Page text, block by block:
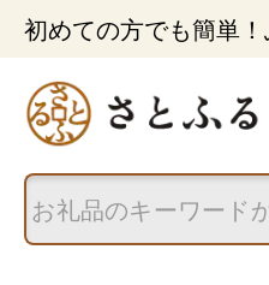
初めての方でも簡単